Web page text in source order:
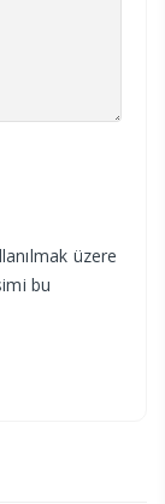
üzere
bu